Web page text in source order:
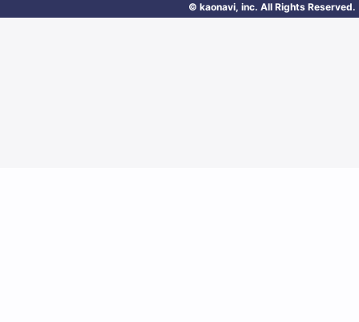
© kaonavi, inc. All Rights Reserved.